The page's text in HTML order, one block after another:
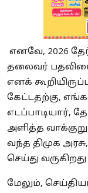
எனவே, 2026
தலைவர்
எனக்
கேட்டதற்கு,
எடப்பாடியார்,
அளித்த
வந்த திமுக
செய்து
மேலும்,